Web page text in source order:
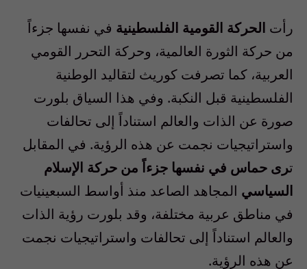
رأت الحركة القومية الفلسطينية في نفسها جزءاً
من حركة الثورة العالمية، وحركة التحرر القومي
العربية، كما تصرفت كوريث لتقاليد الوطنية
الفلسطينية قبل النكبة. وفي هذا السياق بلورت
صورة عن الذات والعالم استناداً إلى تحالفات
واستراتيجيات نجمت عن هذه الرؤية. في المقابل
ترى حماس في نفسها جزءاً من حركة الإسلام
السياسي المجاهد الصاعد منذ أواسط السبعينيات
في مناطق عربية مختلفة، وقد بلورت رؤية الذات
والعالم استناداً إلى تحالفات واستراتيجيات نجمت
عن هذه الرؤية.